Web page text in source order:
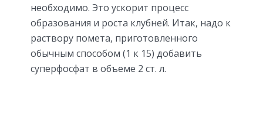
необходимо. Это ускорит процесс
образования и роста клубней. Итак, надо к
раствору помета, приготовленного
обычным способом (1 к 15) добавить
суперфосфат в объеме 2 ст. л.